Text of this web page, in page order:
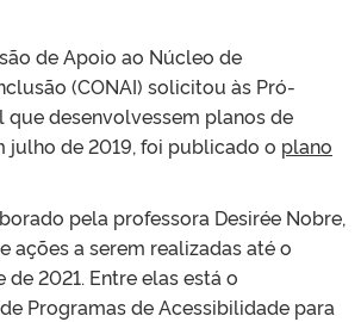
de Apoio ao Núcleo de
(CONAI) solicitou às Pró-
que desenvolvessem planos de
julho de 2019, foi publicado o plano
pela professora Desirée Nobre,
ações a serem realizadas até o
2021. Entre elas está o
Programas de Acessibilidade para